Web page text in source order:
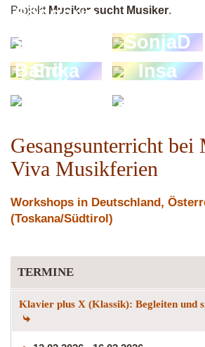
Projekt Musiker sucht Musiker.
Sängerin
sucht
Band
SonjaD
Erika
Insa
Musiker
Jouliena
Gesangsunterricht bei
Viva Musikferien
Workshops in Deutschland,
(Toskana/Südtirol)
TERMINE
Klavier plus X (Klassik): Begleiten und